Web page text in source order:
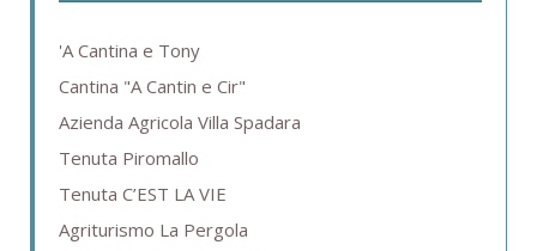
'A Cantina e Tony
Cantina "A Cantin e Cir"
Azienda Agricola Villa Spadara
Tenuta Piromallo
Tenuta C’EST LA VIE
Agriturismo La Pergola